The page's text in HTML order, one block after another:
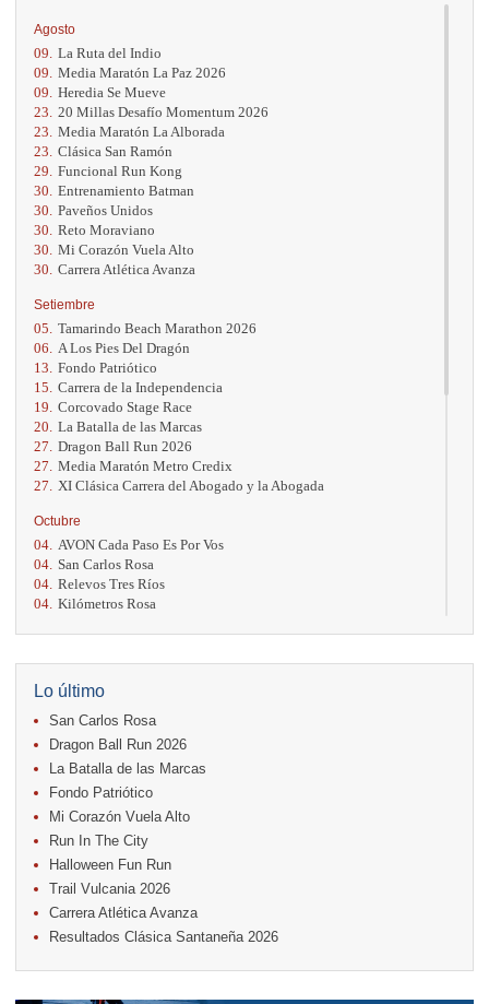
Agosto
09. La Ruta del Indio
09. Media Maratón La Paz 2026
09. Heredia Se Mueve
23. 20 Millas Desafío Momentum 2026
23. Media Maratón La Alborada
23. Clásica San Ramón
29. Funcional Run Kong
30. Entrenamiento Batman
30. Paveños Unidos
30. Reto Moraviano
30. Mi Corazón Vuela Alto
30. Carrera Atlética Avanza
Setiembre
05. Tamarindo Beach Marathon 2026
06.
A Los Pies Del Dragón
13. Fondo Patriótico
15. Carrera de la Independencia
19. Corcovado Stage Race
20. La Batalla de las Marcas
27. Dragon Ball Run 2026
27. Media Maratón Metro Credix
27.
XI Clásica Carrera del Abogado y la Abogada
Octubre
04. AVON Cada Paso Es Por Vos
04. San Carlos Rosa
04. Relevos Tres Ríos
04. Kilómetros Rosa
18. Casa Turire Trail Run
18.
Warriors Run Circuit
18. Samsung Jacó Beach Half Marathon 2026
25. KRun by Under Armour
25. Run Alajuela
31.
Halloween Fun Run
Noviembre
08. Lindora Run
15. Entre Pan y Rosas
Diciembre
Trail Vulcania 2026
12. Media Maratón Puntarenas 2026
Lo último
San Carlos Rosa
Dragon Ball Run 2026
La Batalla de las Marcas
Fondo Patriótico
Mi Corazón Vuela Alto
Run In The City
Halloween Fun Run
Trail Vulcania 2026
Carrera Atlética Avanza
Resultados Clásica Santaneña 2026